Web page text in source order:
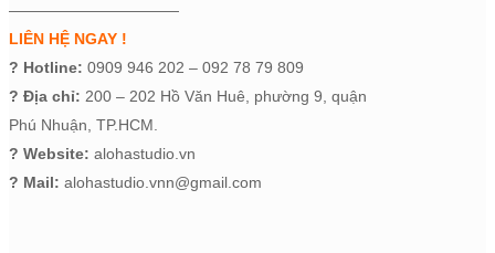
———————————
LIÊN HỆ NGAY !
? Hotline: 0909 946 202 – 092 78 79 809
? Địa chỉ: 200 – 202 Hồ Văn Huê, phường 9, quận
Phú Nhuận, TP.HCM.
? Website: alohastudio.vn
? Mail: alohastudio.vnn@gmail.com